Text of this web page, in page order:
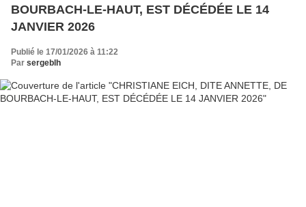
BOURBACH-LE-HAUT, EST DÉCÉDÉE LE 14
JANVIER 2026
Publié le 17/01/2026 à 11:22
Par sergeblh